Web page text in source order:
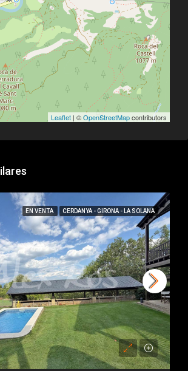
Leaflet | ©OpenStreetMapcontributors
EN VENTA CERDANYA - GIRONA - LA SOLANA